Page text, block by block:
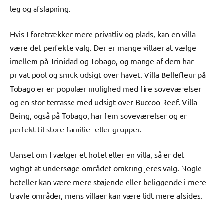
leg og afslapning.
Hvis I foretrækker mere privatliv og plads, kan en villa
være det perfekte valg. Der er mange villaer at vælge
imellem på Trinidad og Tobago, og mange af dem har
privat pool og smuk udsigt over havet. Villa Bellefleur på
Tobago er en populær mulighed med fire soveværelser
og en stor terrasse med udsigt over Buccoo Reef. Villa
Being, også på Tobago, har fem soveværelser og er
perfekt til store familier eller grupper.
Uanset om I vælger et hotel eller en villa, så er det
vigtigt at undersøge området omkring jeres valg. Nogle
hoteller kan være mere støjende eller beliggende i mere
travle områder, mens villaer kan være lidt mere afsides.